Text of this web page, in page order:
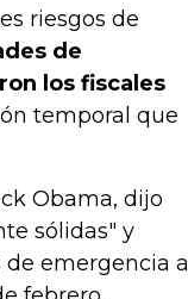
riesgos de
de
los fiscales
temporal que
Obama, dijo
sólidas" y
emergencia a